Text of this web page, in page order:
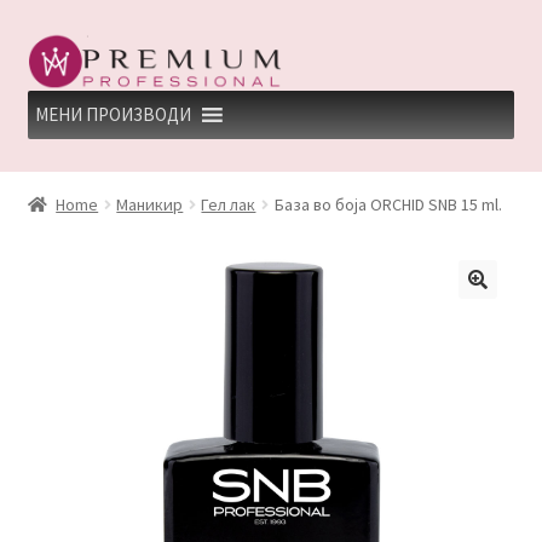
Skip
to
navigation
Skip
to
content
МЕНИ ПРОИЗВОДИ
HOME
КЕРАТИНСКИ ТРЕМАН BY KYANA QUEEN
Home Маникир Гел лак База во боја ORCHID SNB 15 ml.